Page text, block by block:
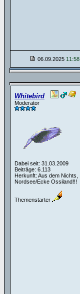
06.09.2025 11:58
Whitebird
Moderator
Dabei seit: 31.03.2009
Beiträge: 6.113
Herkunft: Aus dem Nichts,
Nordsee/Ecke Ossiland!!!
Themenstarter